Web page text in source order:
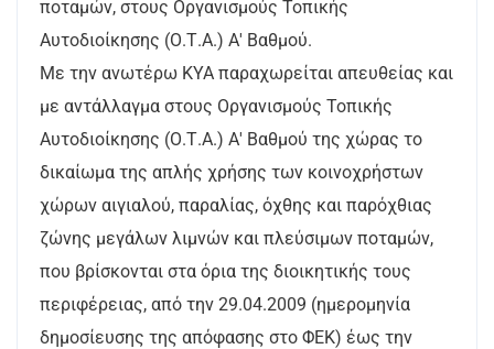
ποταμών, στους Οργανισμούς Τοπικής
Αυτοδιοίκησης (Ο.Τ.Α.) Α' Βαθμού.
Με την ανωτέρω ΚΥΑ παραχωρείται απευθείας και
με αντάλλαγμα στους Οργανισμούς Τοπικής
Αυτοδιοίκησης (Ο.Τ.Α.) Α' Βαθμού της χώρας το
δικαίωμα της απλής χρήσης των κοινοχρήστων
χώρων αιγιαλού, παραλίας, όχθης και παρόχθιας
ζώνης μεγάλων λιμνών και πλεύσιμων ποταμών,
που βρίσκονται στα όρια της διοικητικής τους
περιφέρειας, από την 29.04.2009 (ημερομηνία
δημοσίευσης της απόφασης στο ΦΕΚ) έως την